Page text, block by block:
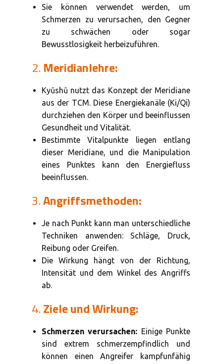
Sie können verwendet werden, um
Schmerzen zu verursachen, den Gegner
zu schwächen oder sogar
Bewusstlosigkeit herbeizuführen.
2. Meridianlehre:
Kyūshū nutzt das Konzept der Meridiane
aus der TCM. Diese Energiekanäle (Ki/Qi)
durchziehen den Körper und beeinflussen
Gesundheit und Vitalität.
Bestimmte Vitalpunkte liegen entlang
dieser Meridiane, und die Manipulation
eines Punktes kann den Energiefluss
beeinflussen.
3.Angriffsmethoden:
Je nach Punkt kann man unterschiedliche
Techniken anwenden: Schläge, Druck,
Reibung oder Greifen.
Die Wirkung hängt von der Richtung,
Intensität und dem Winkel des Angriffs
ab.
4.Ziele und Wirkung:
Schmerzen verursachen: Einige Punkte
sind extrem schmerzempfindlich und
können einen Angreifer kampfunfähig